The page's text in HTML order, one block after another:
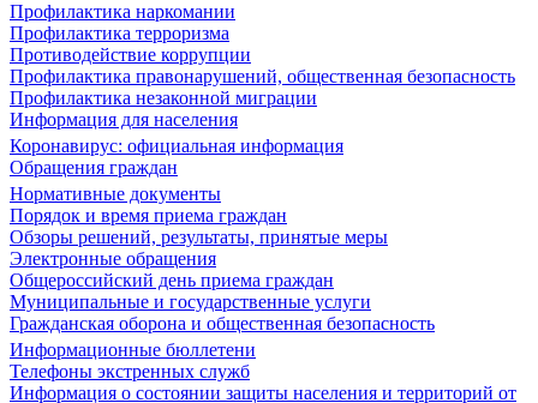
Профилактика наркомании
Профилактика терроризма
Противодействие коррупции
Профилактика правонарушений, общественная безопасность
Профилактика незаконной миграции
Информация для населения
Коронавирус: официальная информация
Обращения граждан
Нормативные документы
Порядок и время приема граждан
Обзоры решений, результаты, принятые меры
Электронные обращения
Общероссийский день приема граждан
Муниципальные и государственные услуги
Гражданская оборона и общественная безопасность
Информационные бюллетени
Телефоны экстренных служб
Информация о состоянии защиты населения и территорий от